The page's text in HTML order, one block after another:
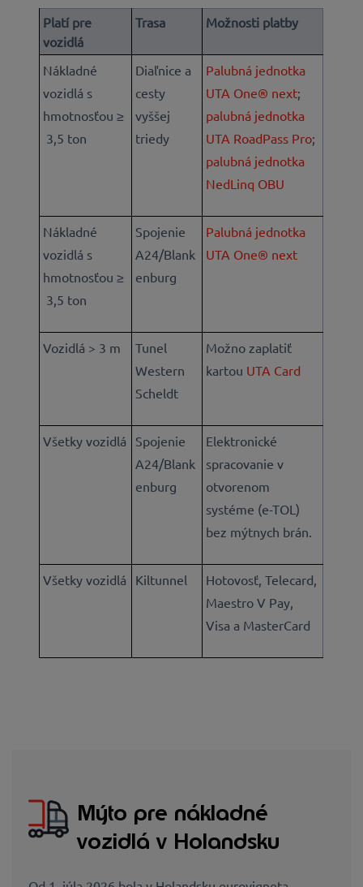
Platí pre
vozidlá
Trasa Možnosti platby
Nákladné
vozidlá s
hmotnosťou ≥
3,5 ton
Diaľnice a
cesty
vyššej
triedy
Palubná jednotka
UTA One® next;
palubná jednotka
UTA RoadPass Pro;
palubná jednotka
NedLinq OBU
Nákladné
vozidlá s
hmotnosťou ≥
3,5 ton
Spojenie
A24/Blank
enburg
Palubná jednotka
UTA One® next
Vozidlá > 3 m
Tunel
Western
Scheldt
Možno zaplatiť
kartou UTA Card
Všetky vozidlá
Spojenie
A24/Blank
enburg
Elektronické
spracovanie v
otvorenom
systéme (e-TOL)
bez mýtnych brán.
Všetky vozidlá Kiltunnel
Hotovosť, Telecard,
Maestro V Pay,
Visa a MasterCard
Mýto pre nákladné
vozidlá v Holandsku